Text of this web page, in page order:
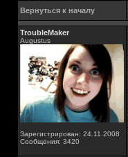
Вернуться к началу
TroubleMaker
Augustus
Зарегистрирован: 24.11.2008
Сообщения: 3420